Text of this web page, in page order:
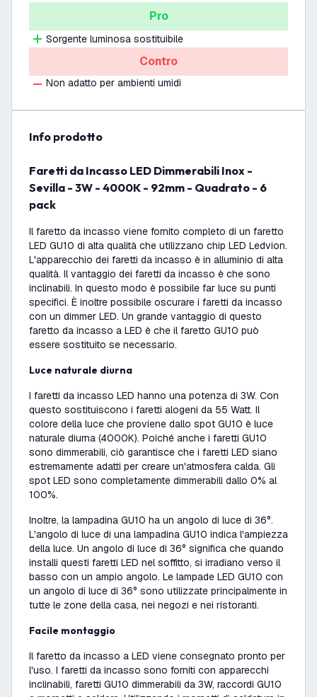
Pro
Sorgente luminosa sostituibile
Contro
Non adatto per ambienti umidi
info prodotto
Faretti da Incasso LED Dimmerabili Inox -
Sevilla - 3W - 4000K - 92mm - Quadrato - 6
pack
Il faretto da incasso viene fornito completo di un faretto
LED GU10 di alta qualità che utilizzano chip LED Ledvion.
L'apparecchio dei faretti da incasso è in alluminio di alta
qualità. Il vantaggio dei faretti da incasso è che sono
inclinabili. In questo modo è possibile far luce su punti
specifici. È inoltre possibile oscurare i faretti da incasso
con un dimmer LED. Un grande vantaggio di questo
faretto da incasso a LED è che il faretto GU10 può
essere sostituito se necessario.
Luce naturale diurna
I faretti da incasso LED hanno una potenza di 3W. Con
questo sostituiscono i faretti alogeni da 55 Watt. Il
colore della luce che proviene dallo spot GU10 è luce
naturale diurna (4000K). Poiché anche i faretti GU10
sono dimmerabili, ciò garantisce che i faretti LED siano
estremamente adatti per creare un'atmosfera calda. Gli
spot LED sono completamente dimmerabili dallo 0% al
100%.
Inoltre, la lampadina GU10 ha un angolo di luce di 36°.
L'angolo di luce di una lampadina GU10 indica l'ampiezza
della luce. Un angolo di luce di 36° significa che quando
installi questi faretti LED nel soffitto, si irradiano verso il
basso con un ampio angolo. Le lampade LED GU10 con
un angolo di luce di 36° sono utilizzate principalmente in
tutte le zone della casa, nei negozi e nei ristoranti.
Facile montaggio
Il faretto da incasso a LED viene consegnato pronto per
l'uso. I faretti da incasso sono forniti con apparecchi
inclinabili, faretti GU10 dimmerabili da 3W, raccordi GU10